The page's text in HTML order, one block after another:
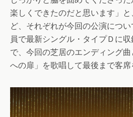
楽しくできたのだと思います」
ど、それぞれが今回の公演につ
員で最新シングル・タイプＤに
で、今回の芝居のエンディング
への扉」を歌唱して最後まで客席